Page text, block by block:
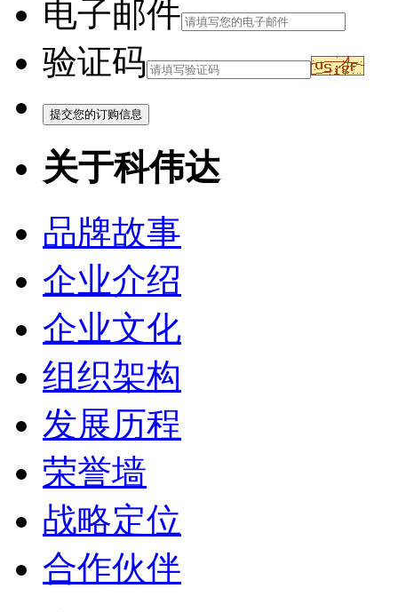
电子邮件
验证码
关于科伟达
品牌故事
企业介绍
企业文化
组织架构
发展历程
荣誉墙
战略定位
合作伙伴